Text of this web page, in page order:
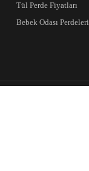
Tül Perde Fiyatları
Bebek Odası Perdeleri